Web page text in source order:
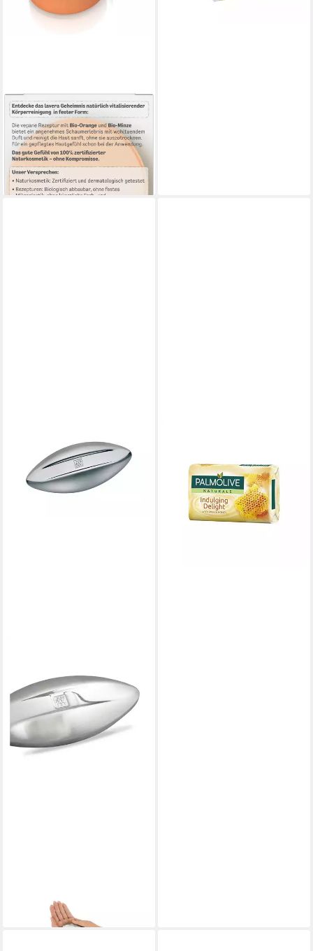
LAVERA
Duschgel Feste Pflegedusche
High Vitality
2,99 €
(59,80 €/ 1 kg)
lieferbar - in 3-4 Werktagen bei dir
lieferbar - in 3-4 Werktagen bei dir
3,36 €
(12,44 €/ 1 kg)
lieferbar - in 3-4 Werktagen bei dir